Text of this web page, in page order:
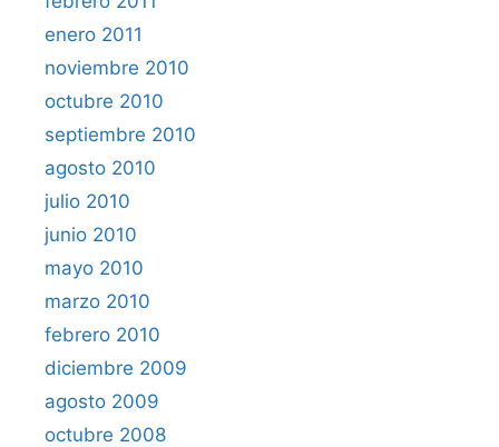
enero 2011
noviembre 2010
octubre 2010
septiembre 2010
agosto 2010
julio 2010
junio 2010
mayo 2010
marzo 2010
febrero 2010
diciembre 2009
agosto 2009
octubre 2008